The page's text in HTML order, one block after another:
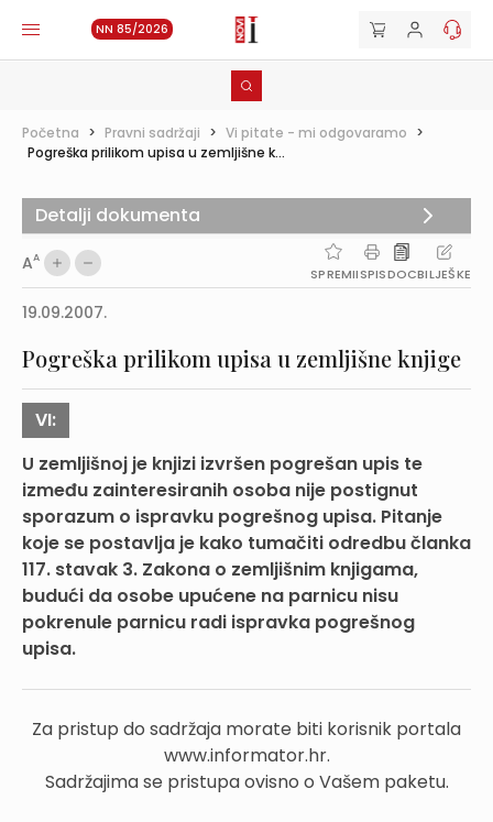
NN 85/2026
Početna > Pravni sadržaji > Vi pitate - mi odgovaramo >
Pogreška prilikom upisa u zemljišne k...
AA
SPREMIISPISDOCBILJEŠKE
19.09.2007.
Pogreška prilikom upisa u zemljišne knjige
VI:
U zemljišnoj je knjizi izvršen pogrešan upis te
između zainteresiranih osoba nije postignut
sporazum o ispravku pogrešnog upisa. Pitanje
koje se postavlja je kako tumačiti odredbu članka
117. stavak 3. Zakona o zemljišnim knjigama,
budući da osobe upućene na parnicu nisu
pokrenule parnicu radi ispravka pogrešnog
upisa.
Za pristup do sadržaja morate biti korisnik portala
www.informator.hr.
Sadržajima se pristupa ovisno o Vašem paketu.
Detalji dokumenta